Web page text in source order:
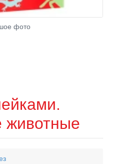
фото
животные